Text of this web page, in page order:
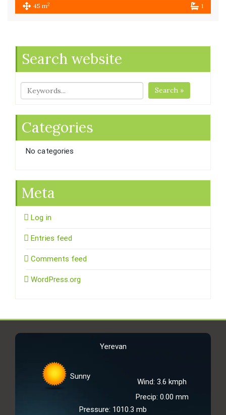
45 m2 1
Search website
Search »
Categories
No categories
Meta
Log in
Entries feed
Comments feed
WordPress.org
Yerevan
Sunny
Wind: 3.6 kmph
Precip: 0.00 mm
Pressure: 1010.3 mb